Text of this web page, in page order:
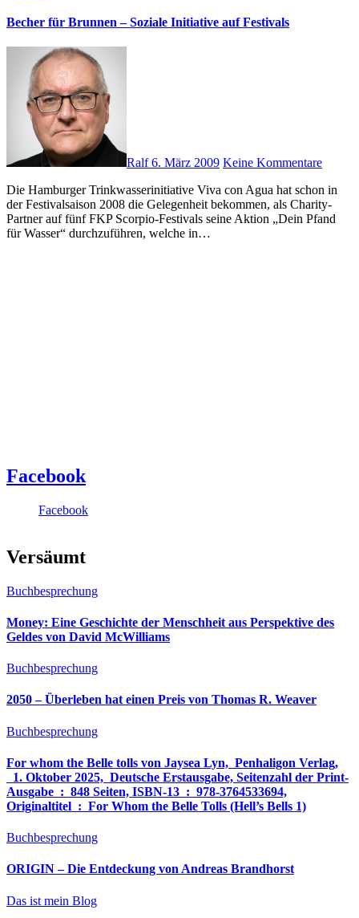
Becher für Brunnen – Soziale Initiative auf Festivals
Ralf6. März 2009 Keine Kommentare
Die Hamburger Trinkwasserinitiative Viva con Agua hat schon in
der Festivalsaison 2008 die Gelegenheit bekommen, als Charity-
Partner auf fünf FKP Scorpio-Festivals seine Aktion „Dein Pfand
für Wasser“ durchzuführen, welche in…
Facebook
Facebook
Versäumt
Buchbesprechung
Money: Eine Geschichte der Menschheit aus Perspektive des
Geldes von David McWilliams
Buchbesprechung
2050 – Überleben hat einen Preis von Thomas R. Weaver
Buchbesprechung
For whom the Belle tolls von Jaysea Lyn, ‎ Penhaligon Verlag,
‎ 1. Oktober 2025, ‎ Deutsche Erstausgabe, Seitenzahl der Print-
Ausgabe ‏ : ‎ 848 Seiten, ISBN-13 ‏ : ‎ 978-3764533694,
Originaltitel ‏ : ‎ For Whom the Belle Tolls (Hell’s Bells 1)
Buchbesprechung
ORIGIN – Die Entdeckung von Andreas Brandhorst
Das ist mein Blog